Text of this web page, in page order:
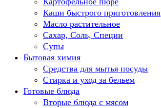
Каши быстрого приготовления
Масло растительное
Сахар, Соль, Специи
Супы
Бытовая химия
Средства для мытья посуды
Стирка и уход за бельем
Готовые блюда
Вторые блюда с мясом